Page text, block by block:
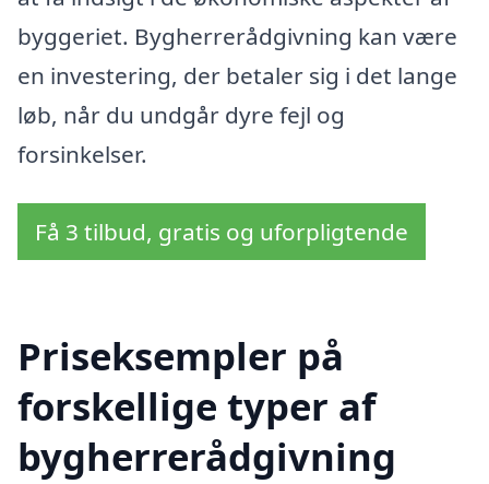
byggeriet. Bygherrerådgivning kan være
en investering, der betaler sig i det lange
løb, når du undgår dyre fejl og
forsinkelser.
Få 3 tilbud, gratis og uforpligtende
Priseksempler på
forskellige typer af
bygherrerådgivning